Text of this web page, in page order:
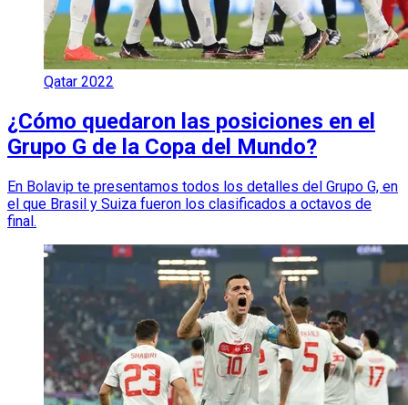
Qatar 2022
¿Cómo quedaron las posiciones en el
Grupo G de la Copa del Mundo?
En Bolavip te presentamos todos los detalles del Grupo G, en
el que Brasil y Suiza fueron los clasificados a octavos de
final.